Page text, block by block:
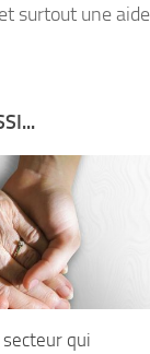
surtout une
qui